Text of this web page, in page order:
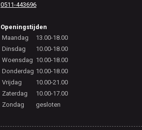
0511-443696
Openingstijden
Maandag
13.00-18.00
Dinsdag
10.00-18.00
Woensdag 10.00-18.00
Donderdag 10.00-18.00
Vrijdag
10.00-21.00
Zaterdag
10.00-17.00
Zondag
gesloten